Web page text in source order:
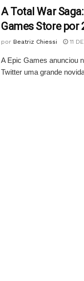
A Total War
Games Store por
por Beatriz Chiessi 11
A Epic Games anunciou
Twitter uma grande